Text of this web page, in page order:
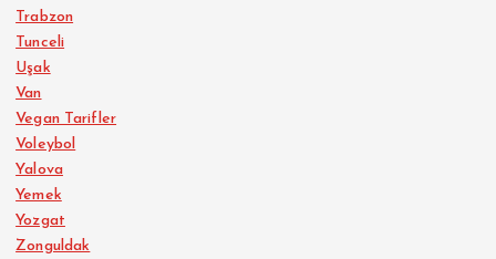
Trabzon
Tunceli
Uşak
Van
Vegan Tarifler
Voleybol
Yalova
Yemek
Yozgat
Zonguldak